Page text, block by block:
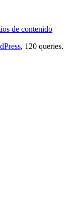
de contenido
, 120 queries.